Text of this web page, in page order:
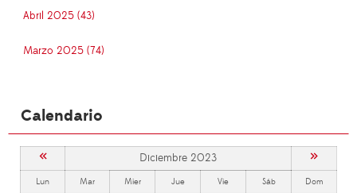
Abril 2025 (43)
Marzo 2025 (74)
Calendario
« Diciembre 2023 »
Lun Mar Mier Jue Vie Sáb Dom